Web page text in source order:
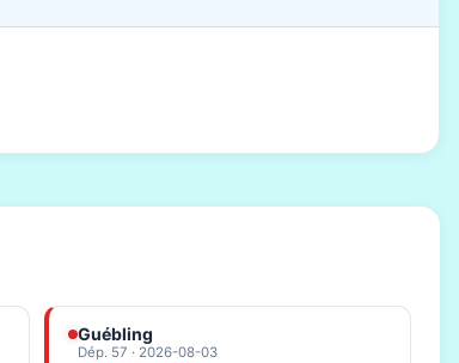
Guébling
Dép. 57 · 2026-08-03